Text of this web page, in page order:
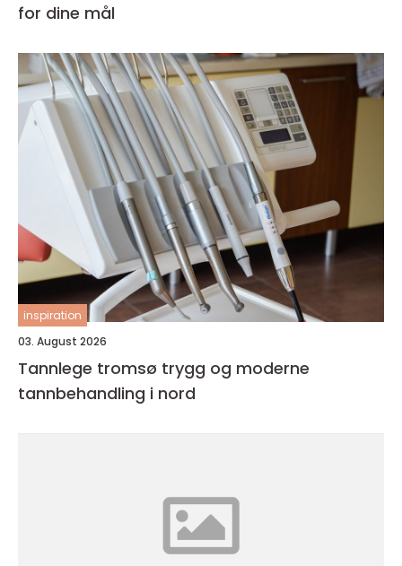
for dine mål
inspiration
03. August 2026
Tannlege tromsø trygg og moderne
tannbehandling i nord